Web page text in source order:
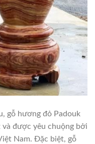
gỗ hương đỏ Padouk
và được yêu chuộng bởi
Nam. Đặc biệt, gỗ